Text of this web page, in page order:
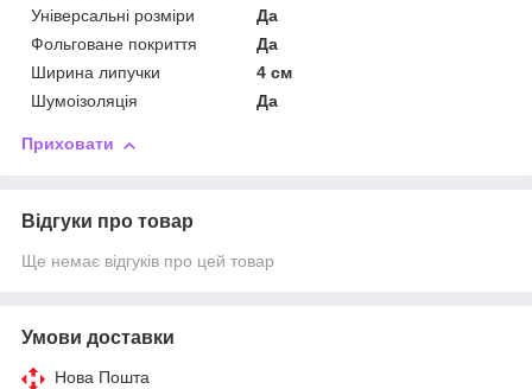
Універсальні розміри
Да
Фольговане покриття
Да
Ширина липучки
4 см
Шумоізоляція
Да
Приховати
Відгуки про товар
Ще немає відгуків про цей товар
Умови доставки
Нова Пошта